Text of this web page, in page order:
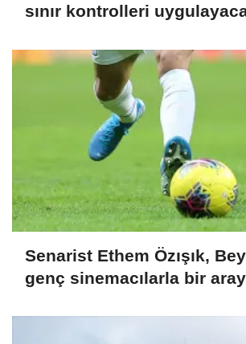
sınır kontrolleri
Senarist Ethem Özışık,
genç sinemacılarla bir